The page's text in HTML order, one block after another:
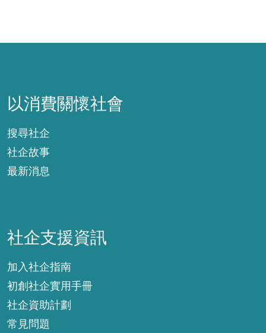
以消費關懷社會
搜尋社企
社企故事
最新消息
社企支援資訊
加入社企指南
初創社企實用手冊
社企資助計劃
常見問題